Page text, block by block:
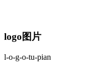
logo图片
l-o-g-o-tu-pian